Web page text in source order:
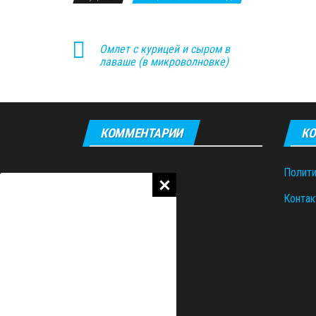
Омлет с курицей и сыром в
лаваше (в микроволновке)
КОММЕНТАРИИ